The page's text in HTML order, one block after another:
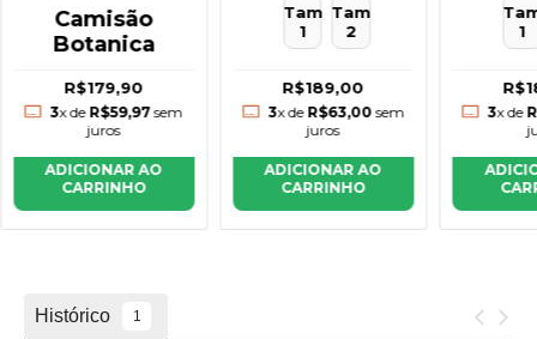
Camisão
Botanica
R$179,90
3x de R$59,97sem
juros
ADICIONAR AO
CARRINHO
Tam
1
Tam
2
R$189,00
3x de R$63,00sem
juros
ADICIONAR AO
CARRINHO
1
3x de